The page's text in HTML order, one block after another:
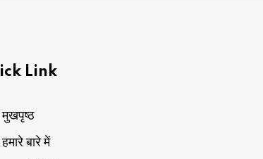
Link
मुखपृष्ठ
हमारे बारे में